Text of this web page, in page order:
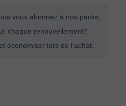
vous abonnez à nos packs,
chaque renouvellement?
économiser lors de l'achat.